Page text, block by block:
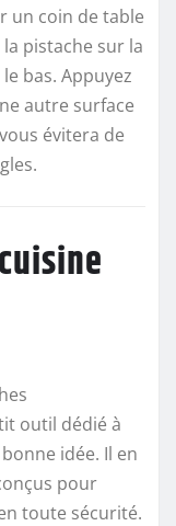
un coin de table
pistache sur la
bas. Appuyez
autre surface
évitera de
outil dédié à
idée. Il en
pour
toute sécurité.